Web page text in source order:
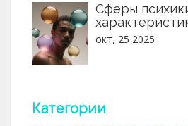
Сферы
окт, 25 2025
Категории